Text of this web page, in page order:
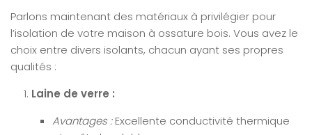
Parlons maintenant des matériaux à privilégier pour
l’isolation de votre maison à ossature bois. Vous avez le
choix entre divers isolants, chacun ayant ses propres
qualités :
Laine de verre :
Avantages :Excellente conductivité thermique